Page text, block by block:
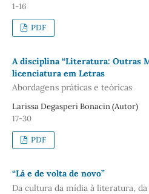
1-16
PDF
A disciplina “Literatura: Outras
licenciatura em Letras
Abordagens práticas e teóricas
Larissa Degasperi Bonacin (Autor)
17-30
PDF
“Lá e de volta de novo”
Da cultura da mídia à literatura,